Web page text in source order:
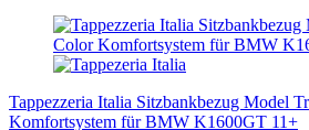
Tappezzeria Italia Sitzbankbezug Model
Komfortsystem für BMW K1600GT 11+